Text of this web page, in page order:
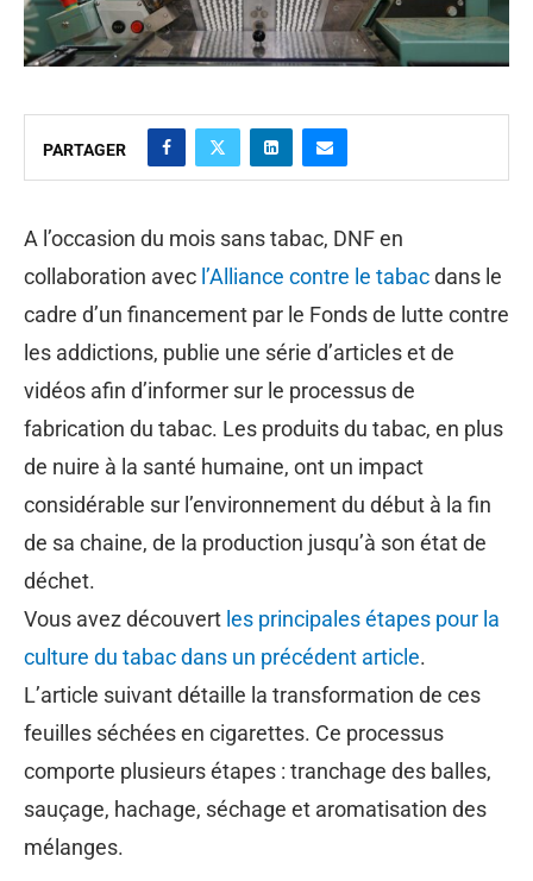
PARTAGER
A l’occasion du mois sans tabac, DNF en
collaboration avec l’Alliance contre le tabacdans le
cadre d’un financement par le Fonds de lutte contre
les addictions, publie une série d’articles et de
vidéos afin d’informer sur le processus de
fabrication du tabac. Les produits du tabac, en plus
de nuire à la santé humaine, ont un impact
considérable sur l’environnement du début à la fin
de sa chaine, de la production jusqu’à son état de
déchet.
Vous avez découvert les principales étapes pour la
culture du tabac dans un précédent article.
L’article suivant détaille la transformation de ces
feuilles séchées en cigarettes. Ce processus
comporte plusieurs étapes : tranchage des balles,
sauçage, hachage, séchage et aromatisation des
mélanges.